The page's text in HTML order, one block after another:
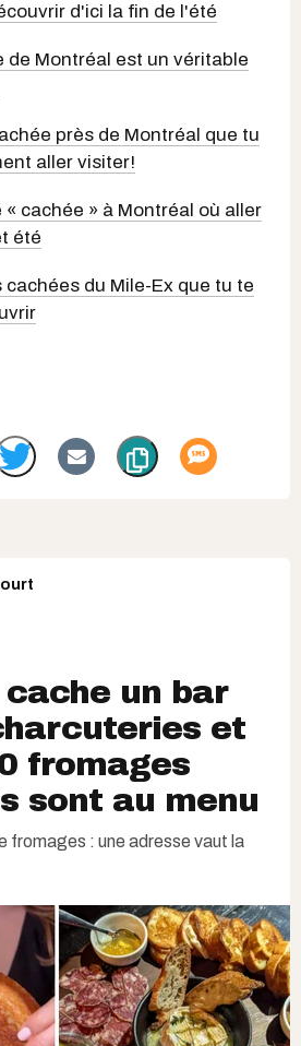
d'ici la fin de l'été
de Montréal est un véritable
près de Montréal que tu
aller visiter!
« cachée » à Montréal où aller
été
cachées du Mile-Ex que tu te
un bar
et
fromages
sont au menu
fromages : une adresse vaut la